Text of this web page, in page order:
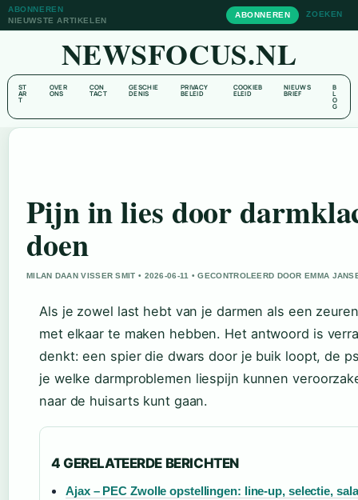
ABONNEREN
NIEUWSTE ARTIKELEN
ABONNEREN ZOEKEN
NEWSFOCUS.NL
ST
AR
T
OVER
ONS
CON
TACT
GESCHIE
DENIS
PRIVACY
BELEID
COOKIEB
ELEID
NIEUWS
BRIEF
B
L
O
G
Pijn in lies door
doen
MILAN DAAN VISSER SMIT • 2026-06-11 • GECONTROLEERD DOOR EMMA
Als je zowel last hebt van je darmen als een
met elkaar te maken hebben. Het antwoord is
denkt: een spier die dwars door je buik loopt, de
je welke darmproblemen liespijn kunnen
naar de huisarts kunt gaan.
4 GERELATEERDE BERICHTEN
Ajax – PEC Zwolle opstellingen: line-up, selectie,